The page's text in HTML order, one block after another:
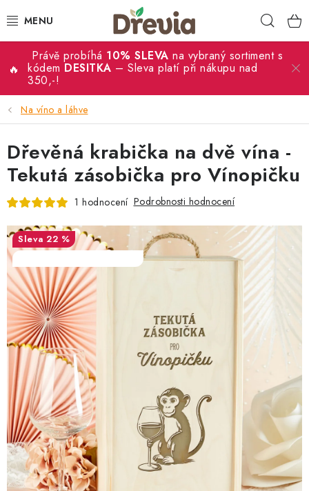
na
SVATBA 💍
DÁRKY
KUCHYŇSKÉ POTŘEBY
DEKORACE
PŘÍLEŽITOSTI
MATERIÁLY A TVOŘENÍ
PRO FIRMY
NOVINKY
VÝPRODEJ 🔥
Hodnocení obchodu
Stav objednávky
Reklamace a vrácení zboží
Jak nakupovat
Dřeviny a certifikáty
Pro firmy Velkoobchod Kontakt
Právě probíhá 10% SLEVA na vybraný sortiment s
kódem DESITKA – Sleva platí při nákupu nad
350,-!
Na víno a láhve
Dřevěná krabička na dvě vína -
Tekutá zásobička pro Vínopičku
1 hodnocení Podrobnosti hodnocení
22 %